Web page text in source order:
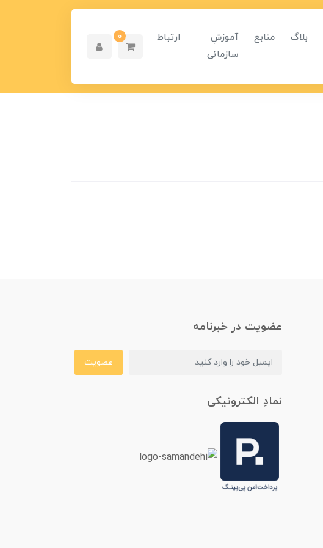
بلاگ منابع
آموزشِ
سازمانی
ارتباط 0
عضویت در خبرنامه
عضویت
نمادِ الکترونیکی